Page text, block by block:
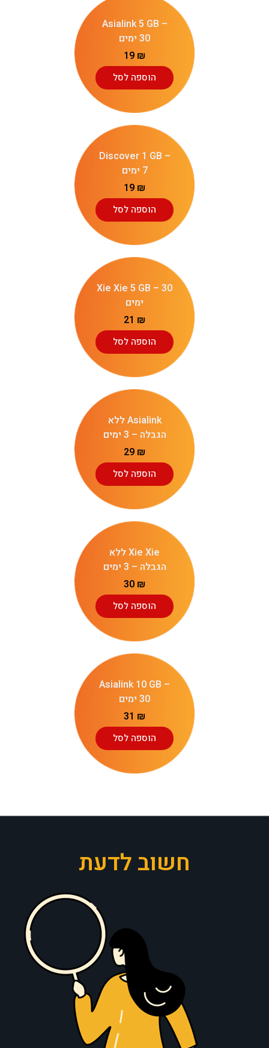
Asialink 5 GB –
30 ימים
19 ₪
הוספה לסל
Discover 1 GB –
7 ימים
19 ₪
הוספה לסל
Xie Xie 5 GB – 30
ימים
21 ₪
הוספה לסל
Asialink ללא
הגבלה – 3 ימים
29 ₪
הוספה לסל
Xie Xie ללא
הגבלה – 3 ימים
30 ₪
הוספה לסל
Asialink 10 GB –
30 ימים
31 ₪
הוספה לסל
חשוב לדעת